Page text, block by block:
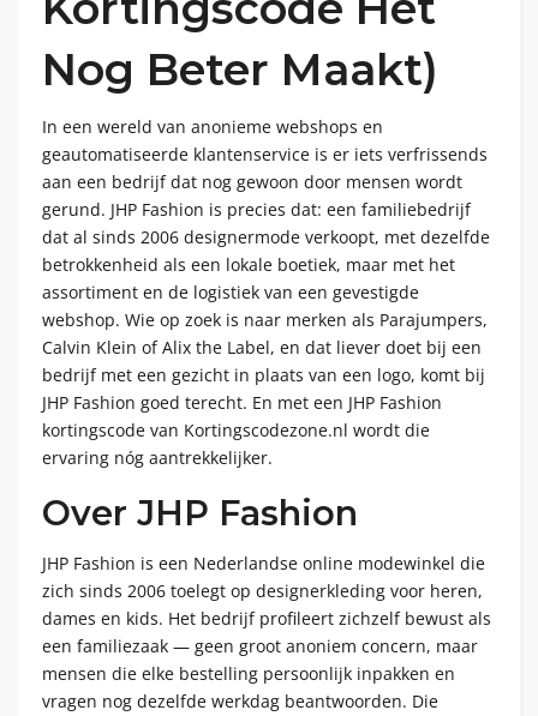
Nog Beter Maakt)
In een wereld van anonieme webshops en
geautomatiseerde klantenservice is er iets verfrissends
aan een bedrijf dat nog gewoon door mensen wordt
gerund. JHP Fashion is precies dat: een familiebedrijf
dat al sinds 2006 designermode verkoopt, met dezelfde
betrokkenheid als een lokale boetiek, maar met het
assortiment en de logistiek van een gevestigde
webshop. Wie op zoek is naar merken als Parajumpers,
Calvin Klein of Alix the Label, en dat liever doet bij een
bedrijf met een gezicht in plaats van een logo, komt bij
JHP Fashion goed terecht. En met een JHP Fashion
kortingscode van Kortingscodezone.nl wordt die
ervaring nóg aantrekkelijker.
Over JHP Fashion
JHP Fashion is een Nederlandse online modewinkel die
zich sinds 2006 toelegt op designerkleding voor heren,
dames en kids. Het bedrijf profileert zichzelf bewust als
een familiezaak — geen groot anoniem concern, maar
mensen die elke bestelling persoonlijk inpakken en
vragen nog dezelfde werkdag beantwoorden. Die